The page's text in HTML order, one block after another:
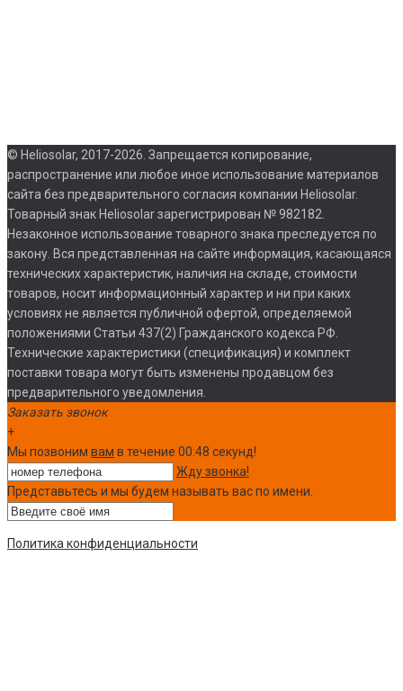
© Heliosolar, 2017-2026. Запрещается копирование,
распространение или любое иное использование материалов
сайта без предварительного согласия компании Heliosolar.
Товарный знак Heliosolar зарегистрирован № 982182.
Незаконное использование товарного знака преследуется по
закону. Вся представленная на сайте информация, касающаяся
технических характеристик, наличия на складе, стоимости
товаров, носит информационный характер и ни при каких
условиях не является публичной офертой, определяемой
положениями Статьи 437(2) Гражданского кодекса РФ.
Технические характеристики (спецификация) и комплект
поставки товара могут быть изменены продавцом без
предварительного уведомления.
Заказать звонок
+
Мы позвоним вам в течение 00:48 секунд!
Жду звонка!
Представьтесь и мы будем называть вас по имени.
Политика конфиденциальности